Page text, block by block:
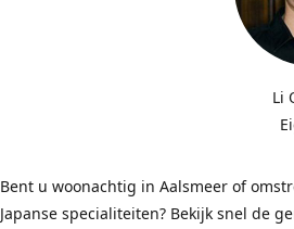
Li
Bent u woonachtig in Aalsmeer of
Japanse specialiteiten? Bekijk snel de